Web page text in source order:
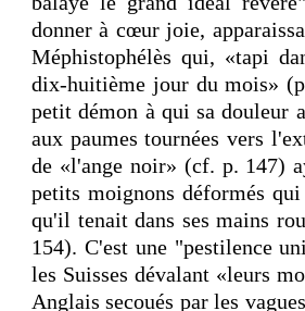
donner à cœur joie,
Méphistophélès qui, «tapi
dix-huitième jour du mois»
petit démon à qui sa douleur
aux paumes tournées vers
de «l'ange noir» (cf. p. 147)
petits moignons déformés
qu'il tenait dans ses mains
154). C'est une "pestilence
les Suisses dévalant «leurs
Anglais secoués par les